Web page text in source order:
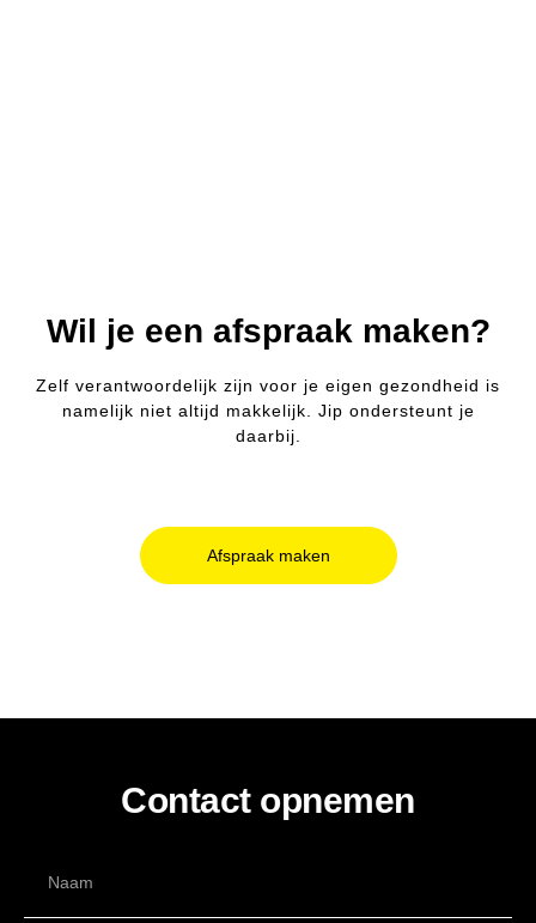
Wil je een afspraak maken?
Zelf verantwoordelijk zijn voor je eigen gezondheid is
namelijk niet altijd makkelijk. Jip ondersteunt je
daarbij.
Afspraak maken
Contact opnemen